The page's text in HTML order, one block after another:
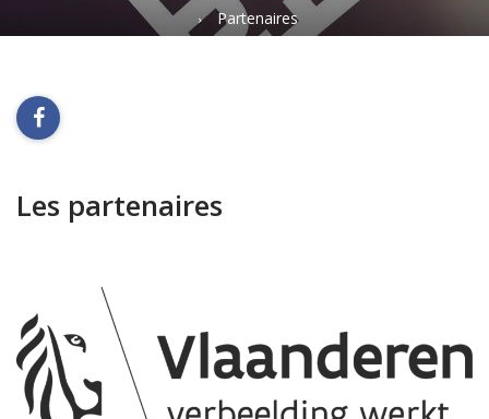
Partenaires
Les partenaires